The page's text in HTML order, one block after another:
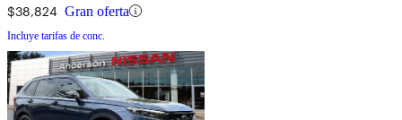
$38,824 Gran oferta
Incluye tarifas de conc.